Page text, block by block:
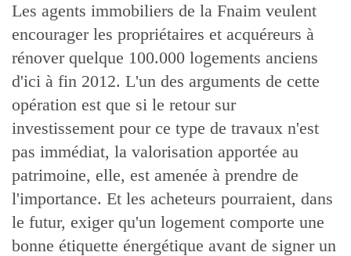
Les agents immobiliers de la Fnaim veulent
encourager les propriétaires et acquéreurs à
rénover quelque 100.000 logements anciens
d'ici à fin 2012. L'un des arguments de cette
opération est que si le retour sur
investissement pour ce type de travaux n'est
pas immédiat, la valorisation apportée au
patrimoine, elle, est amenée à prendre de
l'importance. Et les acheteurs pourraient, dans
le futur, exiger qu'un logement comporte une
bonne étiquette énergétique avant de signer un